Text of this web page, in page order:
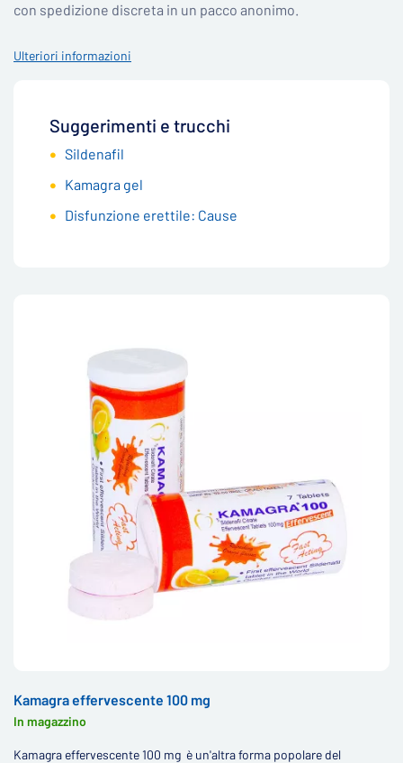
con spedizione discreta in un pacco anonimo.
Ulteriori informazioni
Suggerimenti e trucchi
Sildenafil
Kamagra gel
Disfunzione erettile: Cause
Kamagra effervescente 100 mg
In magazzino
Kamagra effervescente 100 mg è un'altra forma popolare del